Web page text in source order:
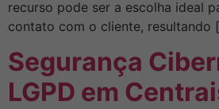
recurso pode ser a escolha ideal
contato com o cliente, resultando
Segurança
LGPD em